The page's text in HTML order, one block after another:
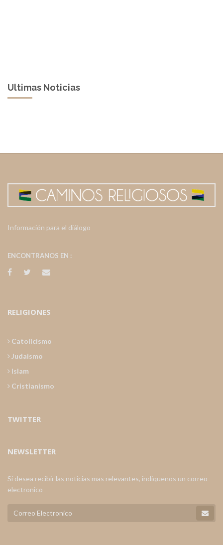
Ultimas Noticias
Información para el diálogo
ENCONTRANOS EN :
RELIGIONES
Catolicismo
Judaismo
Islam
Cristianismo
TWITTER
NEWSLETTER
Si desea recibir las noticias mas relevantes, indiquenos un correo
electronico